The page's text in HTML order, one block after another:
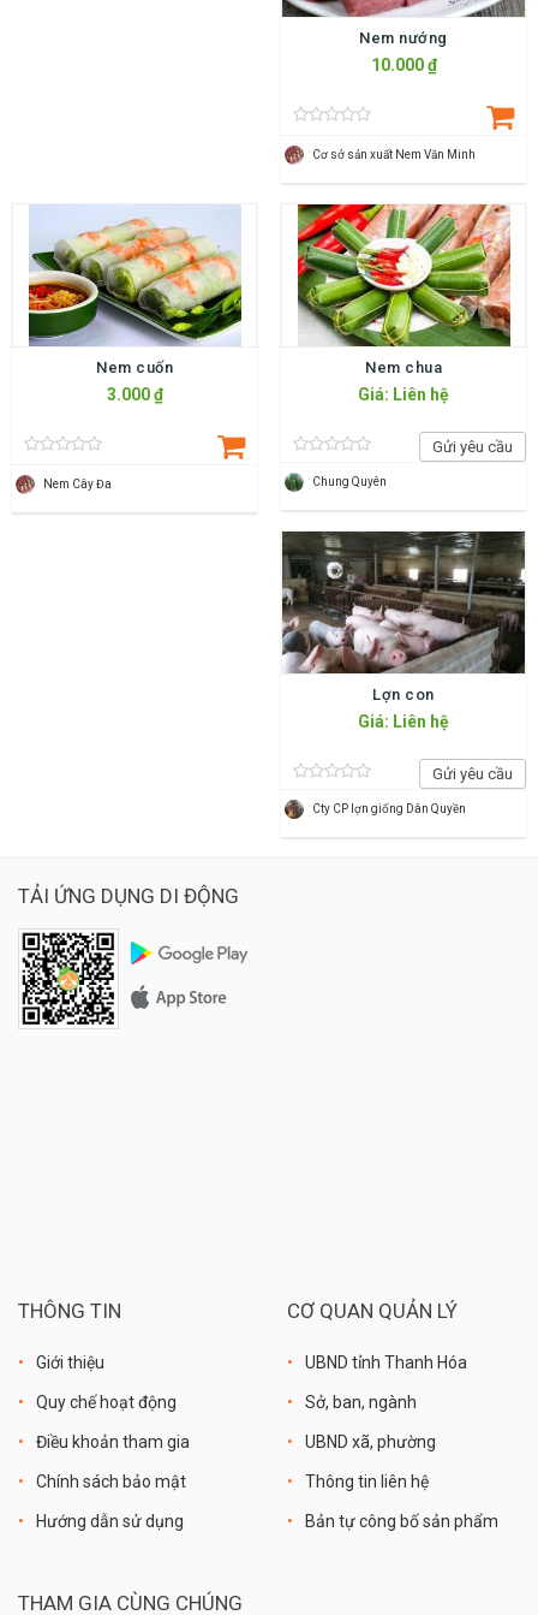
Nem nướng
10.000 ₫
Cơ sở sản xuất Nem Văn Minh
Nem cuốn
3.000 ₫
Nem Cây Đa
Nem chua
Giá: Liên hệ
Gửi yêu cầu
Chung Quyên
Lợn con
Giá: Liên hệ
Gửi yêu cầu
Cty CP lợn giống Dân Quyền
TẢI ỨNG DỤNG DI ĐỘNG
THÔNG TIN
Giới thiệu
Quy chế hoạt động
Điều khoản tham gia
Chính sách bảo mật
Hướng dẫn sử dụng
CƠ QUAN QUẢN LÝ
UBND tỉnh Thanh Hóa
Sở, ban, ngành
UBND xã, phường
Thông tin liên hệ
Bản tự công bố sản phẩm
THAM GIA CÙNG CHÚNG